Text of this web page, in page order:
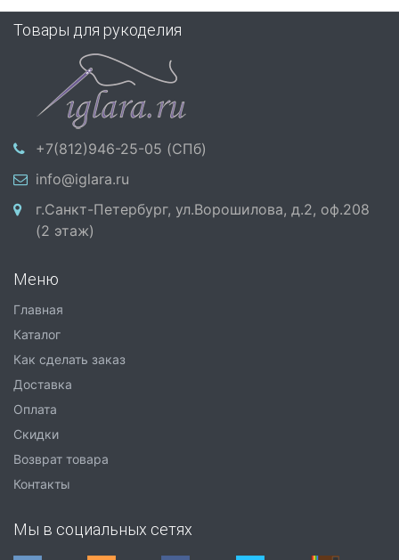
Товары для рукоделия
+7(812)946-25-05 (СПб)
info@iglara.ru
г.Санкт-Петербург, ул.Ворошилова, д.2, оф.208
(2 этаж)
Меню
Главная
Каталог
Как сделать заказ
Доставка
Оплата
Скидки
Возврат товара
Контакты
Мы в социальных сетях